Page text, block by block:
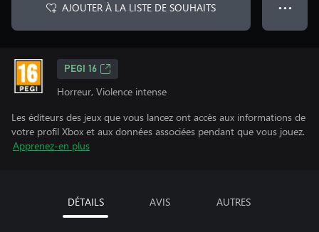
AJOUTER À LA LISTE DE SOUHAITS ● ● ●
PEGI 16
Horreur, Violence intense
Les éditeurs des jeux que vous lancez ont accès aux informations de
votre profil Xbox et aux données associées pendant que vous jouez.
Apprenez-en plus
DÉTAILS AVIS AUTRES